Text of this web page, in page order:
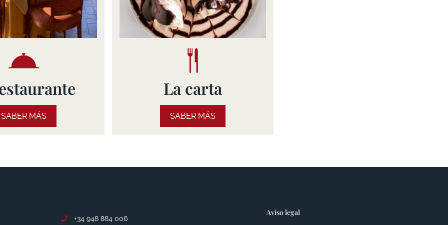
SABER MÁS
La carta
SABER MÁS
+34 948 884 006
Aviso legal